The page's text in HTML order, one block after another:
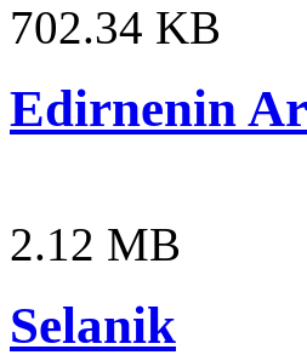
702.34 KB
Edirnenin
2.12 MB
Selanik